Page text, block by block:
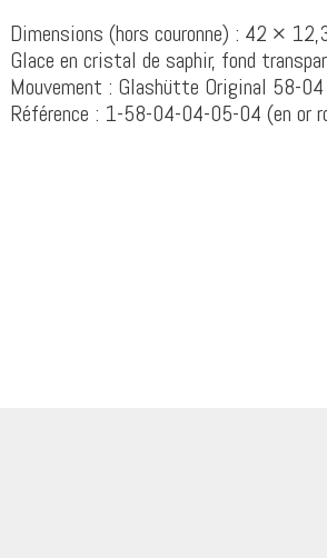
Dimensions (hors couronne) : 42 ×
Glace en cristal de saphir, fond
Mouvement : Glashütte Original 58-04
Référence : 1-58-04-04-05-04 (en or